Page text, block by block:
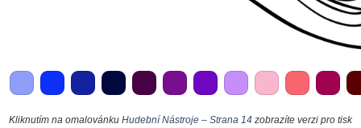
Kliknutím na omalovánku Hudební Nástroje – Strana 14 zobrazíte verzi pro tisk